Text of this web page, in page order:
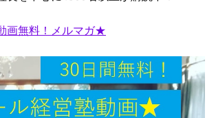
画無料！メルマガ★